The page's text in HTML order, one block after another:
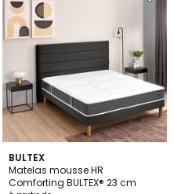
BULTEX
Matelas mousse HR
Comforting BULTEX® 23 cm
3
/
5